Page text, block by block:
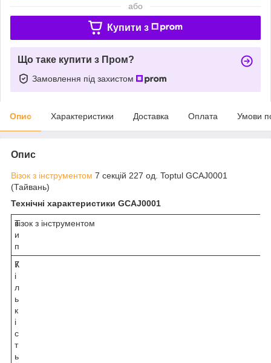
або
Купити з
Що таке купити з Пром?
Замовлення під захистом
Опис Характеристики Доставка Оплата Умови
Опис
Візок з інструментом 7 секцій 227 од. Toptul GCAJ0001
(Тайвань)
Технічні характеристики GCAJ0001
Т
и
п
візок з інструментом
К
і
л
ь
к
і
с
т
ь
7